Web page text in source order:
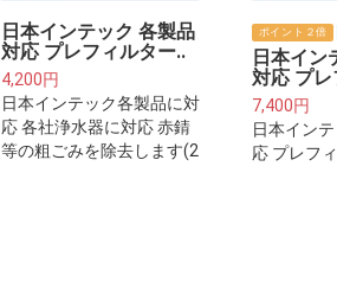
日本インテック 各製品
対応 プレフィルター..
4,200円
日本インテック各製品に対
応 各社浄水器に対応 赤錆
等の粗ごみを除去します(2
ポイント２倍
日本イン
対応 プ
7,400円
日本イン
応 プレフ